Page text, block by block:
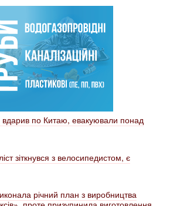
по Китаю, евакуювали понад
зіткнувся з велосипедистом, є
річний план з виробництва